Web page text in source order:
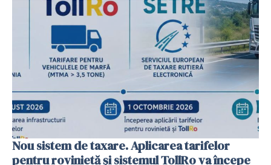
Nou sistem de taxare. Aplicarea tarifelor
pentru rovinietă şi sistemul TollRo va începe